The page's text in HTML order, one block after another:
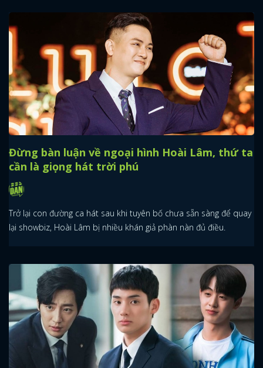
Đừng bàn luận về ngoại hình Hoài Lâm, thứ ta
cần là giọng hát trời phú
Trở lại con đường ca hát sau khi tuyên bố chưa sẵn sàng để quay
lại showbiz, Hoài Lâm bị nhiều khán giả phàn nàn đủ điều.